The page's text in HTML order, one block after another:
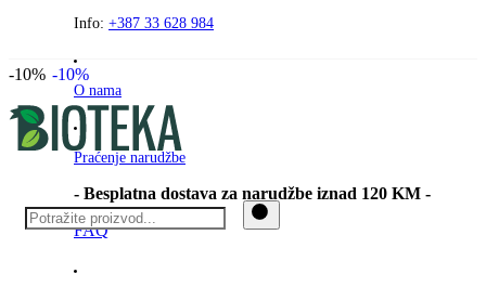
PreskočiteInfo: +387 33 628 984
O nama
Praćenje narudžbe
- Besplatna dostava za narudžbe iznad 120 KM -
FAQ
-10% -10%